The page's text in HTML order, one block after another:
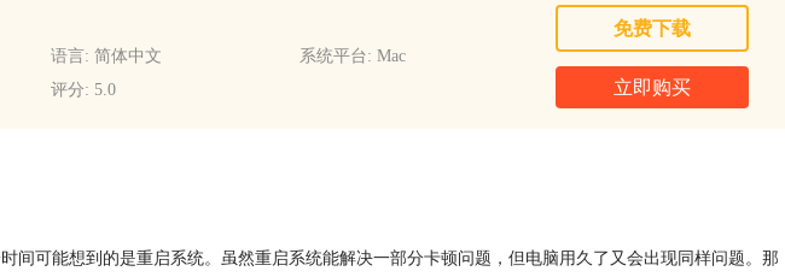
语言: 简体中文
系统平台: Mac
评分: 5.0
免费下载
立即购买
间可能想到的是重启系统。虽然重启系统能解决一部分卡顿问题，但电脑用久了又会出现同样问题。那